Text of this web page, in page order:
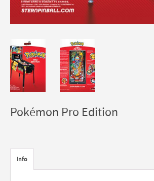
Pokémon Pro Edition
Info